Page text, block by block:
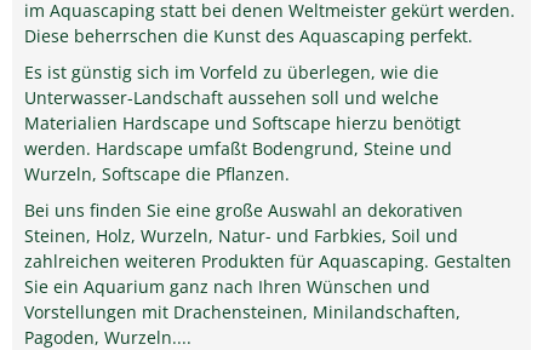
im Aquascaping statt bei denen Weltmeister gekürt werden.
Diese beherrschen die Kunst des Aquascaping perfekt.
Es ist günstig sich im Vorfeld zu überlegen, wie die
Unterwasser-Landschaft aussehen soll und welche
Materialien Hardscape und Softscape hierzu benötigt
werden. Hardscape umfaßt Bodengrund, Steine und
Wurzeln, Softscape die Pflanzen.
Bei uns finden Sie eine große Auswahl an dekorativen
Steinen, Holz, Wurzeln, Natur- und Farbkies, Soil und
zahlreichen weiteren Produkten für Aquascaping. Gestalten
Sie ein Aquarium ganz nach Ihren Wünschen und
Vorstellungen mit Drachensteinen, Minilandschaften,
Pagoden, Wurzeln....